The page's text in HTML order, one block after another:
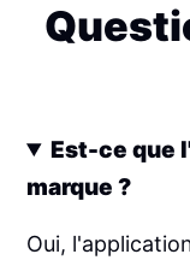
Est-ce que
marque ?
Oui,